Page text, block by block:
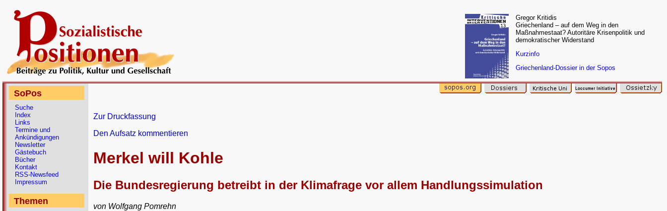
Gregor Kritidis
Griechenland – auf dem Weg in den
Maßnahmestaat? Autoritäre Krisenpolitik und
demokratischer Widerstand
Kurzinfo
Griechenland-Dossier in der Sopos
Zur Druckfassung
Den Aufsatz kommentieren
Merkel will Kohle
Die Bundesregierung betreibt in der Klimafrage vor allem Handlungssimulation
von Wolfgang Pomrehn
SoPos
Suche
Index
Links
Termine und
Ankündigungen
Newsletter
Gästebuch
Bücher
Kontakt
RSS-Newsfeed
Impressum
Themen